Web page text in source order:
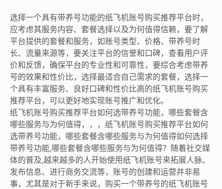
选择一个具有带养号功能的纸飞机账号购买推荐平台时，
应考虑其服务内容、套餐选择以及为何值得信赖，要了解
平台提供的套餐和服务，如账号类型、价格、带养号时
长、流量来源等，要关注平台的信誉和口碑，查看用户评
价和反馈，确保平台的专业性和可靠性，要综合考虑带养
号的效果和性价比，选择最适合自己需求的套餐，选择一
个具有丰富服务、良好口碑和性价比高的纸飞机账号购买
推荐平台，可以更好地实现账号推广和优化。
纸飞机账号购买推荐平台如何选带养号功能，哪些套餐含
哪些服务与为何值得，，，纸飞机账号购买推荐平台如何
选带养号功能，哪些套餐含哪些服务与为何值得如何选择
带养号功能,哪些套餐含哪些服务与为何值得？随着社交媒
体的普及,越来越多的人开始使用纸飞机账号来拓展人脉、
发布信息、进行商务交流等，账号的创建和运营并非易
事，尤其是对于新手来说，购买一个带养号的纸飞机账号